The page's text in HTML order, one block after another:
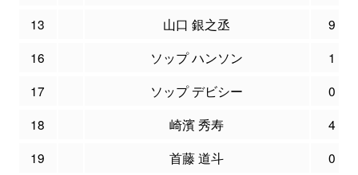
13
山口 銀之丞
9
16
ソップ ハンソン
1
17
ソップ デビシー
0
18
崎濱 秀寿
4
19
首藤 道斗 0